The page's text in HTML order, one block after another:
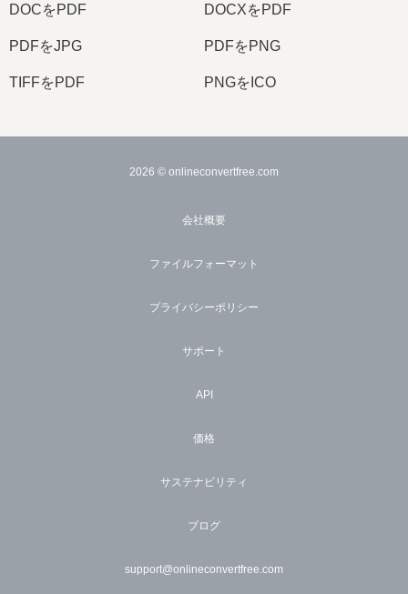
DOCをPDF DOCXをPDF
PDFをJPG PDFをPNG
TIFFをPDF PNGをICO
2026 © onlineconvertfree.com
会社概要
ファイルフォーマット
プライバシーポリシー
サポート
API
価格
サステナビリティ
ブログ
support@onlineconvertfree.com